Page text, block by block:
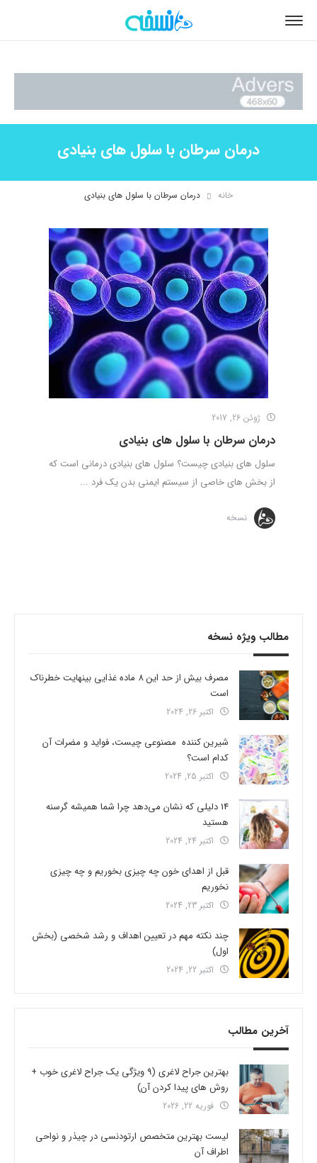
درمان سرطان با سلول های بنیادی
خانه درمان سرطان با سلول های بنیادی
ژوئن 26, 2017
درمان سرطان با سلول های بنیادی
سلول های بنیادی چیست؟ سلول های بنیادی درمانی است که
از بخش های خاصی از سیستم ایمنی بدن یک فرد ...
نسخه
مطالب ویژه نسخه
مصرف بیش از حد این 8 ماده غذایی بینهایت خطرناک
است
اکتبر 26, 2024
شیرین کننده مصنوعی چیست، فواید و مضرات آن
کدام است؟
اکتبر 25, 2024
14 دلیلی که نشان می‌دهد چرا شما همیشه گرسنه
هستید
اکتبر 24, 2024
قبل از اهدای خون چه چیزی بخوریم و چه چیزی
نخوریم
اکتبر 23, 2024
چند نکته مهم در تعیین اهداف و رشد شخصی (بخش
اول)
اکتبر 22, 2024
آخرین مطالب
بهترین جراح لاغری (9 ویژگی یک جراح لاغری خوب +
روش های پیدا کردن آن)
فوریه 22, 2026
لیست بهترین متخصص ارتودنسی در چیذر و نواحی
اطراف آن